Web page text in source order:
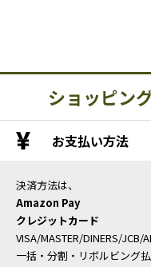
ショッピン
お支払い方法
決済方法は、
Amazon Pay
クレジットカード
VISA/MASTER/DINERS/JCB/
一括・分割・リボルビング